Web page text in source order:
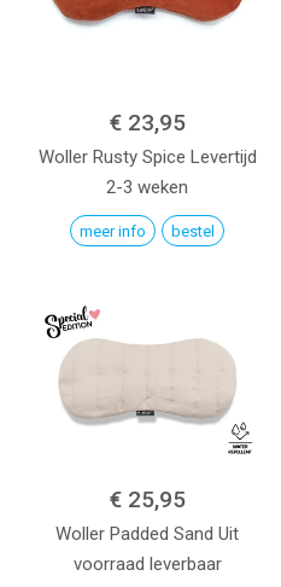
€ 23,95
Woller Rusty Spice Levertijd
2-3 weken
meer info bestel
€ 25,95
Woller Padded Sand Uit
voorraad leverbaar